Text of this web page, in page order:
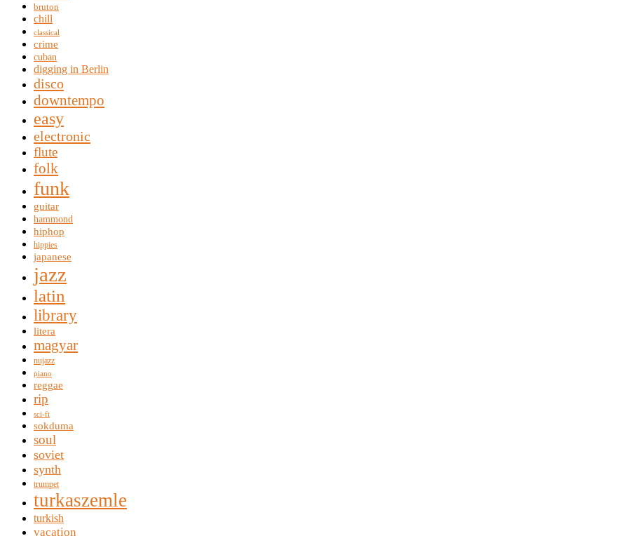
bruton
chill
classical
crime
cuban
digging in Berlin
disco
downtempo
easy
electronic
flute
folk
funk
guitar
hammond
hiphop
hippies
japanese
jazz
latin
library
litera
magyar
nujazz
piano
reggae
rip
sci-fi
sokduma
soul
soviet
synth
trumpet
turkaszemle
turkish
vacation